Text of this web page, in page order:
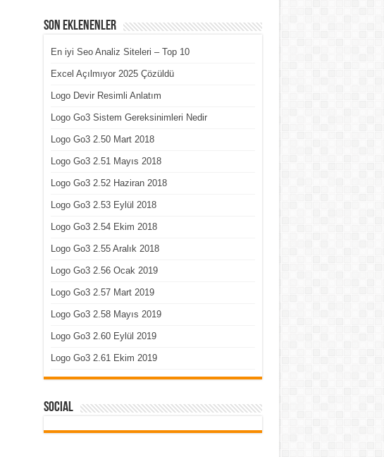
Son Eklenenler
En iyi Seo Analiz Siteleri – Top 10
Excel Açılmıyor 2025 Çözüldü
Logo Devir Resimli Anlatım
Logo Go3 Sistem Gereksinimleri Nedir
Logo Go3 2.50 Mart 2018
Logo Go3 2.51 Mayıs 2018
Logo Go3 2.52 Haziran 2018
Logo Go3 2.53 Eylül 2018
Logo Go3 2.54 Ekim 2018
Logo Go3 2.55 Aralık 2018
Logo Go3 2.56 Ocak 2019
Logo Go3 2.57 Mart 2019
Logo Go3 2.58 Mayıs 2019
Logo Go3 2.60 Eylül 2019
Logo Go3 2.61 Ekim 2019
Social